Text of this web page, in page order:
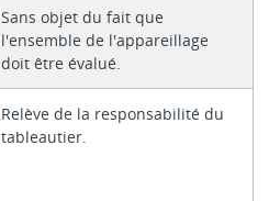
Sans objet du fait que
l'ensemble de l'appareillage
doit être évalué.
Relève de la responsabilité du
tableautier.